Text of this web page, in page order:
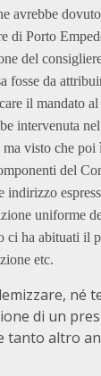
avrebbe
di Porto
del
fosse da
il mandato
intervenuta
visto che
del
indirizzo
uniforme
ci ha abituati il
etc.
né
di un
tanto altro